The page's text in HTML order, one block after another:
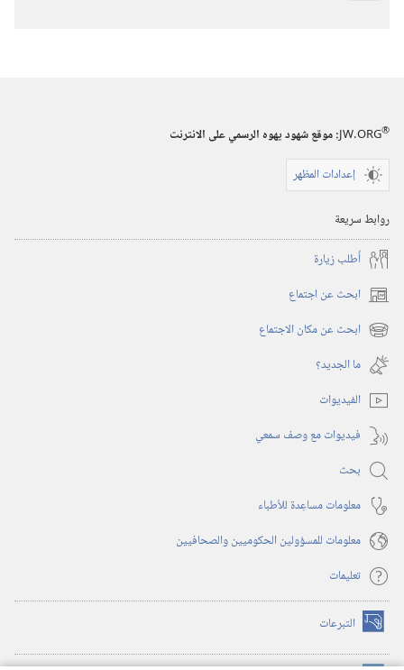
JW.ORG®
:‏ موقع شهود يهوه الرسمي على الانترنت
إعدادات المظهر
روابط سريعة
أُطلب زيارة
ابحث عن اجتماع (يفتح
نافذة ابحث عن مكان الاجتماع (يفتح
نافذة
جديدة)
ما الجديد؟‏
الفيديوات
فيديوات مع وصف سمعي
بحث
معلومات مساعِدة للأطباء
معلومات للمسؤولين الحكوميين والصحافيين
تعليمات
التبرعات (يفتح
نافذة